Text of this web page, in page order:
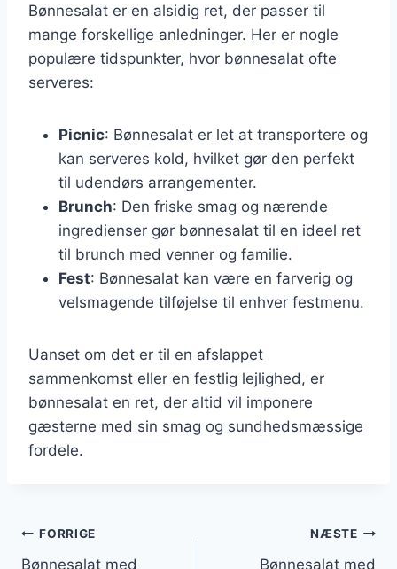
Bønnesalat er en alsidig ret, der passer til
mange forskellige anledninger. Her er nogle
populære tidspunkter, hvor bønnesalat ofte
serveres:
Picnic: Bønnesalat er let at transportere og
kan serveres kold, hvilket gør den perfekt
til udendørs arrangementer.
Brunch: Den friske smag og nærende
ingredienser gør bønnesalat til en ideel ret
til brunch med venner og familie.
Fest: Bønnesalat kan være en farverig og
velsmagende tilføjelse til enhver festmenu.
Uanset om det er til en afslappet
sammenkomst eller en festlig lejlighed, er
bønnesalat en ret, der altid vil imponere
gæsterne med sin smag og sundhedsmæssige
fordele.
Indlægsnavigation
FORRIGE
Bønnesalat med
NÆSTE
Bønnesalat med